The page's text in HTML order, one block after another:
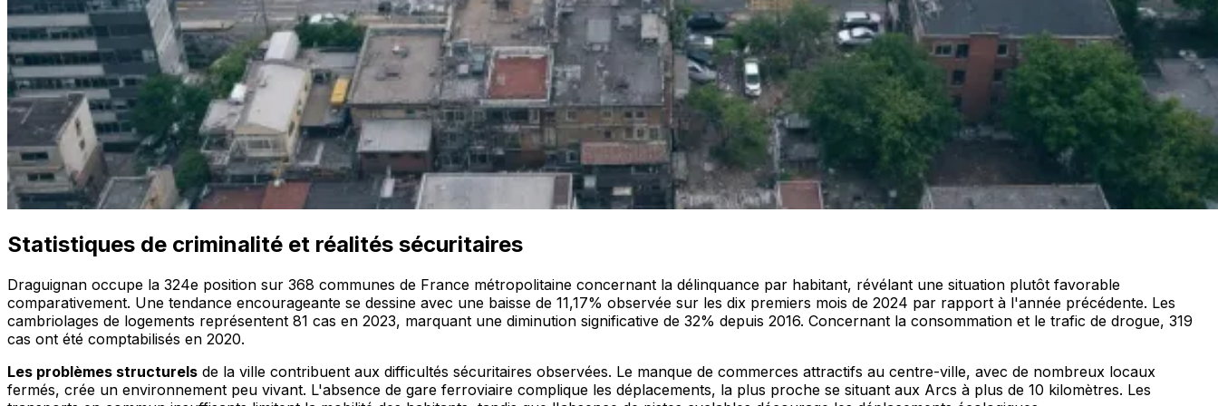
Statistiques de criminalité et réalités sécuritaires
Draguignan occupe la 324e position sur 368 communes de France métropolitaine concernant la délinquance par habitant, révélant une situation plutôt favorable
comparativement. Une tendance encourageante se dessine avec une baisse de 11,17% observée sur les dix premiers mois de 2024 par rapport à l'année précédente. Les
cambriolages de logements représentent 81 cas en 2023, marquant une diminution significative de 32% depuis 2016. Concernant la consommation et le trafic de drogue, 319
cas ont été comptabilisés en 2020.
Les problèmes structurels de la ville contribuent aux difficultés sécuritaires observées. Le manque de commerces attractifs au centre-ville, avec de nombreux locaux
fermés, crée un environnement peu vivant. L'absence de gare ferroviaire complique les déplacements, la plus proche se situant aux Arcs à plus de 10 kilomètres. Les